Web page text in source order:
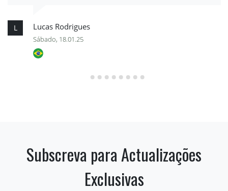
L Lucas Rodrigues
Sábado, 18.01.25
Subscreva para Actualizações
Exclusivas